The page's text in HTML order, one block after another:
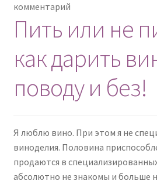
комментарий
Пить или не
как дарить
поводу и без!
Я люблю вино. При этом я не
виноделия. Половина
продаются в
абсолютно не знакомы и больше